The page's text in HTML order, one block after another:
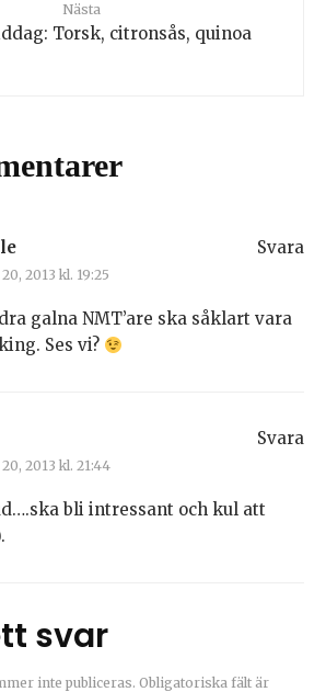
Nästa
Torsk, citronsås, quinoa
2013 kl. 19:25
galna NMT’are ska såklart vara
Ses vi?
Svara
2013 kl. 21:44
bli intressant och kul att
Svara
svar
inte publiceras. Obligatoriska fält är